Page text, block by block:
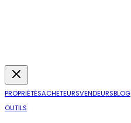
PROPRIÉTÉSACHETEURSVENDEURSBLOG
OUTILS